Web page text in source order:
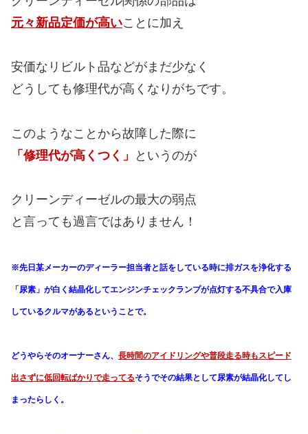
元々新品定価が高いことに加え
安価なリビルト品などがまだ少なく
どうしても修理代が高くなりがちです。
このようなことから故障した際に
「修理代が高くつく」
というのが
クリーンディーゼルの最大の弱点
と言っても過言ではありません！
※先日某メーカーのディーラー担当者と話をしている時に排ガスを浄化する
「尿素」が白く結晶化してエンジンチェックランプが点灯する不具合で入庫
しているクルマがあるということで。
どうやらそのオーナーさん、 長時間のアイドリングや普段走る時もスピード
出さずに低回転ばかりで走ってるそうでその結果として尿素が結晶化してし
まったらしく。